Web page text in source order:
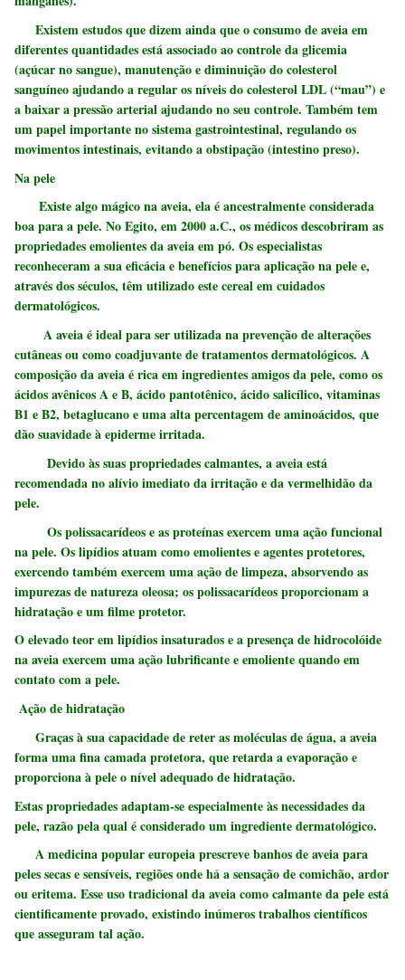
Existem estudos que dizem ainda que o consumo de aveia em
diferentes quantidades está associado ao controle da glicemia
(açúcar no sangue), manutenção e diminuição do colesterol
sanguíneo ajudando a regular os níveis do colesterol LDL (“mau”) e
a baixar a pressão arterial ajudando no seu controle. Também tem
um papel importante no sistema gastrointestinal, regulando os
movimentos intestinais, evitando a obstipação (intestino preso).
Na pele
Existe algo mágico na aveia, ela é ancestralmente considerada
boa para a pele. No Egito, em 2000 a.C., os médicos descobriram as
propriedades emolientes da aveia em pó. Os especialistas
reconheceram a sua eficácia e benefícios para aplicação na pele e,
através dos séculos, têm utilizado este cereal em cuidados
dermatológicos.
A aveia é ideal para ser utilizada na prevenção de alterações
cutâneas ou como coadjuvante de tratamentos dermatológicos. A
composição da aveia é rica em ingredientes amigos da pele, como os
ácidos avênicos A e B, ácido pantotênico, ácido salicílico, vitaminas
B1 e B2, betaglucano e uma alta percentagem de aminoácidos, que
dão suavidade à epiderme irritada.
Devido às suas propriedades calmantes, a aveia está
recomendada no alívio imediato da irritação e da vermelhidão da
pele.
Os polissacarídeos e as proteínas exercem uma ação funcional
na pele. Os lipídios atuam como emolientes e agentes protetores,
exercendo também exercem uma ação de limpeza, absorvendo as
impurezas de natureza oleosa; os polissacarídeos proporcionam a
hidratação e um filme protetor.
O elevado teor em lipídios insaturados e a presença de hidrocolóide
na aveia exercem uma ação lubrificante e emoliente quando em
contato com a pele.
Ação de hidratação
Graças à sua capacidade de reter as moléculas de água, a aveia
forma uma fina camada protetora, que retarda a evaporação e
proporciona à pele o nível adequado de hidratação.
Estas propriedades adaptam-se especialmente às necessidades da
pele, razão pela qual é considerado um ingrediente dermatológico.
A medicina popular europeia prescreve banhos de aveia para
peles secas e sensíveis, regiões onde há a sensação de comichão, ardor
ou eritema. Esse uso tradicional da aveia como calmante da pele está
cientificamente provado, existindo inúmeros trabalhos científicos
que asseguram tal ação.